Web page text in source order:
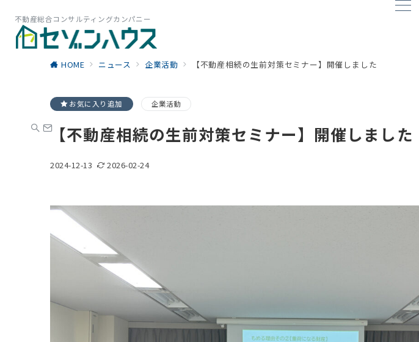
不動産総合コンサルティングカンパニー
HOME ニュース 企業活動 【不動産相続の生前対策セミナー】開催しました
お気に入り追加 企業活動
【不動産相続の生前対策セミナー】開催しました
2024-12-13 2026-02-24